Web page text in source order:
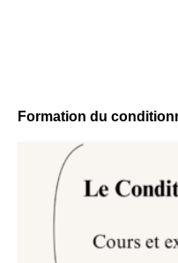
Formation du